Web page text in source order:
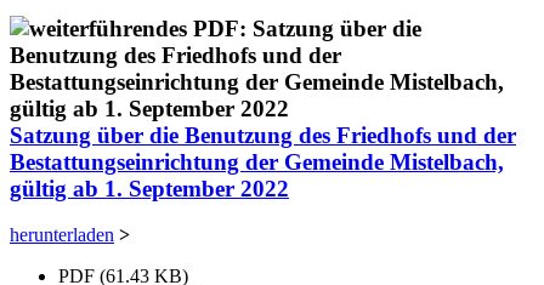
Satzung über die Benutzung des Friedhofs und der
Bestattungseinrichtung der Gemeinde Mistelbach,
gültig ab 1. September 2022
herunterladen >
PDF (61.43 KB)